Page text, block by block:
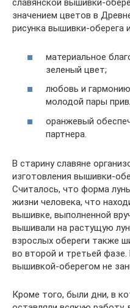
славянской вышивки-
значением цветов в
рисунка вышивки-оберега
материальное
зеленый цвет;
любовь и
молодой пары
оранжевый
партнера.
В старину славяне
изготовления вышивки-
Считалось, что форма
жизни человека, что
вышивке, выполненной
вышивали на растущую
взрослых обереги также
во второй и третьей
вышивкой-оберегом не
Кроме того, были дни, в